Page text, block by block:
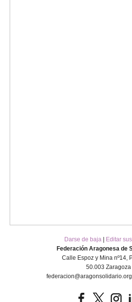
Darse de baja|
Editar
Federación Aragonesa de
Calle Espoz y Mina nº14,
50.003 Zaragoza